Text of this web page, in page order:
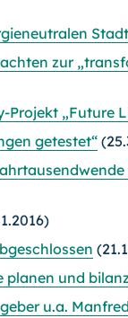
Stadt
zur
„Future
getestet“
planen und
u.a.